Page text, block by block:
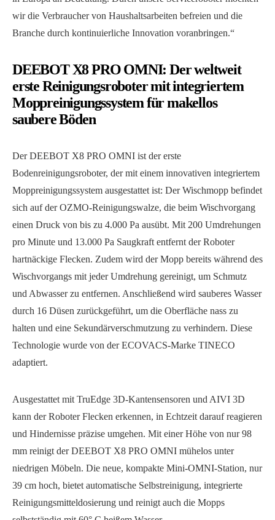
wir die Verbraucher von Haushaltsarbeiten befreien und die
Branche durch kontinuierliche Innovation voranbringen.“
DEEBOT X8 PRO OMNI: Der weltweit
erste Reinigungsroboter mit integriertem
Moppreinigungssystem für makellos
saubere Böden
Der DEEBOT X8 PRO OMNI ist der erste
Bodenreinigungsroboter, der mit einem innovativen integriertem
Moppreinigungssystem ausgestattet ist: Der Wischmopp befindet
sich auf der OZMO-Reinigungswalze, die beim Wischvorgang
einen Druck von bis zu 4.000 Pa ausübt. Mit 200 Umdrehungen
pro Minute und 13.000 Pa Saugkraft entfernt der Roboter
hartnäckige Flecken. Zudem wird der Mopp bereits während des
Wischvorgangs mit jeder Umdrehung gereinigt, um Schmutz
und Abwasser zu entfernen. Anschließend wird sauberes Wasser
durch 16 Düsen zurückgeführt, um die Oberfläche nass zu
halten und eine Sekundärverschmutzung zu verhindern. Diese
Technologie wurde von der ECOVACS-Marke TINECO
adaptiert.
Ausgestattet mit TruEdge 3D-Kantensensoren und AIVI 3D
kann der Roboter Flecken erkennen, in Echtzeit darauf reagieren
und Hindernisse präzise umgehen. Mit einer Höhe von nur 98
mm reinigt der DEEBOT X8 PRO OMNI mühelos unter
niedrigen Möbeln. Die neue, kompakte Mini-OMNI-Station, nur
39 cm hoch, bietet automatische Selbstreinigung, integrierte
Reinigungsmitteldosierung und reinigt auch die Mopps